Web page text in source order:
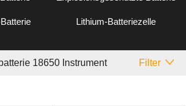
Lithium-Batteriezelle
18650 Instrument Filter